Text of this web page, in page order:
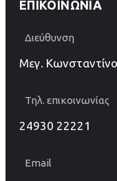
ΕΠΙΚΟΙΝΩΝΊΑ
Διεύθυνση
Μεγ.
Τηλ. επικοινωνίας
24930 22221
Email